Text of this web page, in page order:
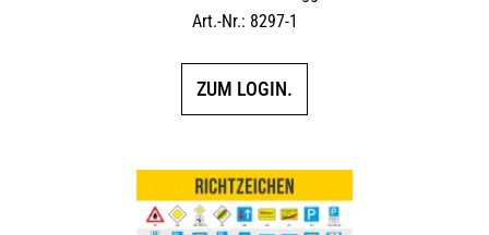
Art.-Nr.: 8297-1
ZUM LOGIN.